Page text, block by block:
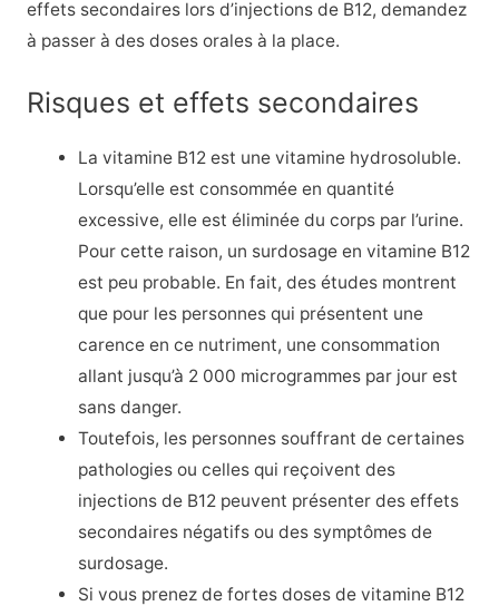
effets secondaires lors d’injections de B12, demandez
à passer à des doses orales à la place.
Risques et effets secondaires
La vitamine B12 est une vitamine hydrosoluble.
Lorsqu’elle est consommée en quantité
excessive, elle est éliminée du corps par l’urine.
Pour cette raison, un surdosage en vitamine B12
est peu probable. En fait, des études montrent
que pour les personnes qui présentent une
carence en ce nutriment, une consommation
allant jusqu’à 2 000 microgrammes par jour est
sans danger.
Toutefois, les personnes souffrant de certaines
pathologies ou celles qui reçoivent des
injections de B12 peuvent présenter des effets
secondaires négatifs ou des symptômes de
surdosage.
Si vous prenez de fortes doses de vitamine B12